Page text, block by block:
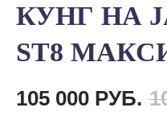
КУНГ НА
ST8
105 000 РУБ.